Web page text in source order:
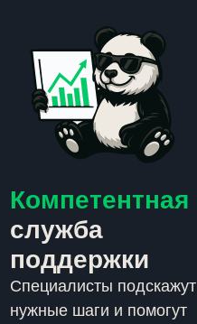
Компетентная
служба
поддержки
Специалисты подскажут
нужные шаги и помогут